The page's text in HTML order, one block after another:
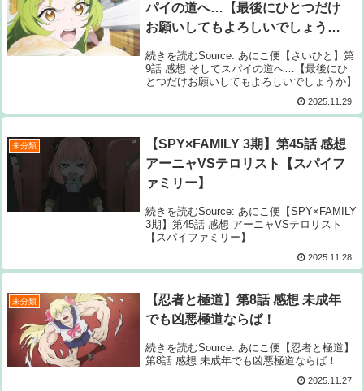
パイの道へ…【最後にひとつだけ
お願いしてもよろしいでしょう
続きを読むSource: あにこ便【さいひと】第
9話 感想 そしてスパイの道へ…【最後にひ
とつだけお願いしてもよろしいでしょうか】
2025.11.29
未分類
【SPY×FAMILY 3期】第45話 感想
アーニャVSテロリスト【スパイフ
ァミリー】
続きを読むSource: あにこ便【SPY×FAMILY
3期】第45話 感想 アーニャVSテロリスト
【スパイファミリー】
2025.11.28
未分類
【忍者と極道】第8話 感想 未成年
でも凶悪極道ならば！
続きを読むSource: あにこ便【忍者と極道】
第8話 感想 未成年でも凶悪極道ならば！
2025.11.27